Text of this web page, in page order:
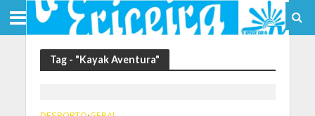
Tag - "Kayak Aventura"